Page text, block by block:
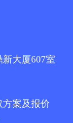
大厦607室
案及报价